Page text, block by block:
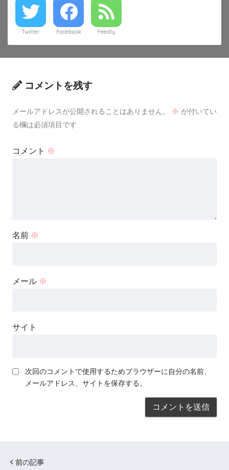
Twitter Facebook Feedly
コメントを残す
メールアドレスが公開されることはありません。 ※ が付いてい
る欄は必須項目です
コメント ※
名前 ※
メール ※
サイト
次回のコメントで使用するためブラウザーに自分の名前、
メールアドレス、サイトを保存する。
前の記事